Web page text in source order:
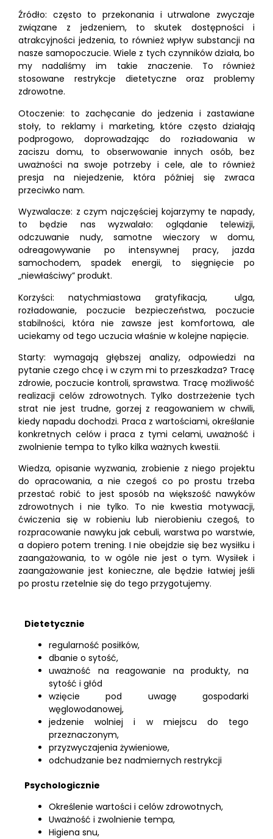
Źródło: często to przekonania i utrwalone zwyczaje
związane z jedzeniem, to skutek dostępności i
atrakcyjności jedzenia, to również wpływ substancji na
nasze samopoczucie. Wiele z tych czynników działa, bo
my nadaliśmy im takie znaczenie. To również
stosowane restrykcje dietetyczne oraz problemy
zdrowotne.
Otoczenie: to zachęcanie do jedzenia i zastawiane
stoły, to reklamy i marketing, które często działają
podprogowo, doprowadzając do rozładowania w
zaciszu domu, to obserwowanie innych osób, bez
uważności na swoje potrzeby i cele, ale to również
presja na niejedzenie, która później się zwraca
przeciwko nam.
Wyzwalacze: z czym najczęściej kojarzymy te napady,
to będzie nas wyzwalało: oglądanie telewizji,
odczuwanie nudy, samotne wieczory w domu,
odreagowywanie po intensywnej pracy, jazda
samochodem, spadek energii, to sięgnięcie po
„niewłaściwy” produkt.
Korzyści: natychmiastowa gratyfikacja, ulga,
rozładowanie, poczucie bezpieczeństwa, poczucie
stabilności, która nie zawsze jest komfortowa, ale
uciekamy od tego uczucia właśnie w kolejne napięcie.
Starty: wymagają głębszej analizy, odpowiedzi na
pytanie czego chcę i w czym mi to przeszkadza? Tracę
zdrowie, poczucie kontroli, sprawstwa. Tracę możliwość
realizacji celów zdrowotnych. Tylko dostrzeżenie tych
strat nie jest trudne, gorzej z reagowaniem w chwili,
kiedy napadu dochodzi. Praca z wartościami, określanie
konkretnych celów i praca z tymi celami, uważność i
zwolnienie tempa to tylko kilka ważnych kwestii.
Wiedza, opisanie wyzwania, zrobienie z niego projektu
do opracowania, a nie czegoś co po prostu trzeba
przestać robić to jest sposób na większość nawyków
zdrowotnych i nie tylko. To nie kwestia motywacji,
ćwiczenia się w robieniu lub nierobieniu czegoś, to
rozpracowanie nawyku jak cebuli, warstwa po warstwie,
a dopiero potem trening. I nie obejdzie się bez wysiłku i
zaangażowania, to w ogóle nie jest o tym. Wysiłek i
zaangażowanie jest konieczne, ale będzie łatwiej jeśli
po prostu rzetelnie się do tego przygotujemy.
Dietetycznie
regularność posiłków,
dbanie o sytość,
uważność na reagowanie na produkty, na
sytość i głód
wzięcie pod uwagę gospodarki
węglowodanowej,
jedzenie wolniej i w miejscu do tego
przeznaczonym,
przyzwyczajenia żywieniowe,
odchudzanie bez nadmiernych restrykcji
Psychologicznie
Określenie wartości i celów zdrowotnych,
Uważność i zwolnienie tempa,
Higiena snu,